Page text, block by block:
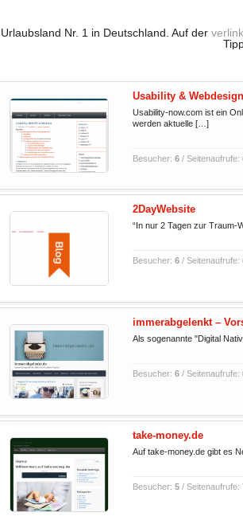
Nr. 1 in Deutschland. Auf der
Usability &
Usability-now.com ist ein
werden aktuelle […]
Besucher: 6/ Seitenaufrufe:
2DayWebsite
“In nur 2 Tagen zur Traum-
Besucher: 6/ Seitenaufrufe:
immerabgelenkt –
Als sogenannte "Digital
Besucher: 6/ Seitenaufrufe:
take-money.de
Auf take-money.de gibt es
Besucher: 5/ Seitenaufrufe: